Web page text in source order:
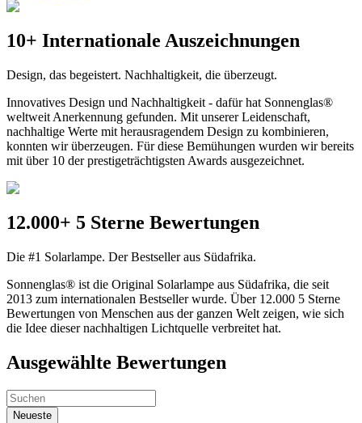
10+ Internationale Auszeichnungen
Design, das begeistert. Nachhaltigkeit, die überzeugt.
Innovatives Design und Nachhaltigkeit - dafür hat Sonnenglas®
weltweit Anerkennung gefunden. Mit unserer Leidenschaft,
nachhaltige Werte mit herausragendem Design zu kombinieren,
konnten wir überzeugen. Für diese Bemühungen wurden wir bereits
mit über 10 der prestigeträchtigsten Awards ausgezeichnet.
12.000+ 5 Sterne Bewertungen
Die #1 Solarlampe. Der Bestseller aus Südafrika.
Sonnenglas® ist die Original Solarlampe aus Südafrika, die seit
2013 zum internationalen Bestseller wurde. Über 12.000 5 Sterne
Bewertungen von Menschen aus der ganzen Welt zeigen, wie sich
die Idee dieser nachhaltigen Lichtquelle verbreitet hat.
Ausgewählte Bewertungen
Neueste